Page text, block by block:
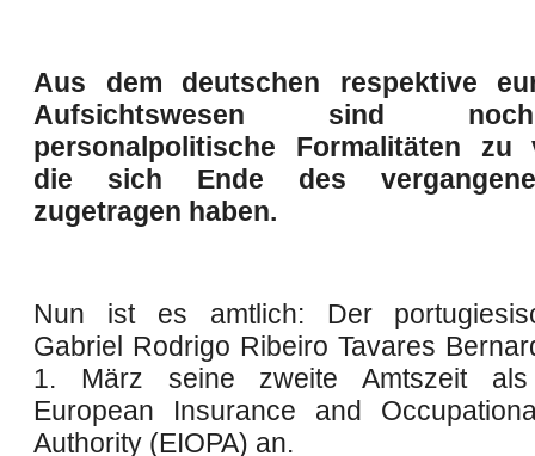
Aus dem deutschen respektive
Aufsichtswesen sind
personalpolitische Formalitäten zu
die sich Ende des
zugetragen haben.
Nun ist es amtlich: Der
Gabriel Rodrigo Ribeiro Tavares
1. März seine zweite Amtszeit
European Insurance and
Authority (EIOPA) an.